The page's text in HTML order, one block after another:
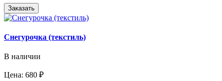
Заказать
Снегурочка (текстиль)
В наличии
Цена: 680 ₽